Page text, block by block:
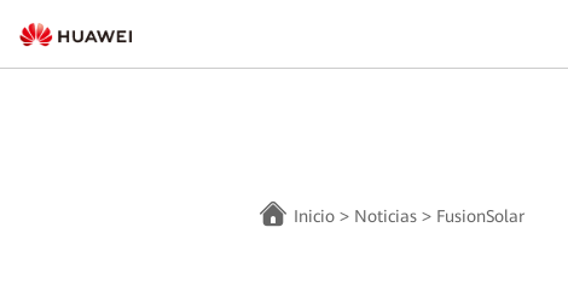
Inicio > Noticias > FusionSolar